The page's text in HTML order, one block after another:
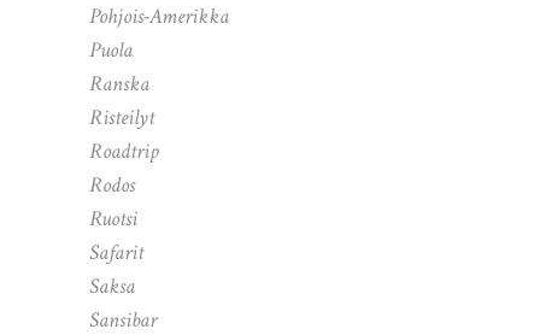
Pohjois-Amerikka
Puola
Ranska
Risteilyt
Roadtrip
Rodos
Ruotsi
Safarit
Saksa
Sansibar